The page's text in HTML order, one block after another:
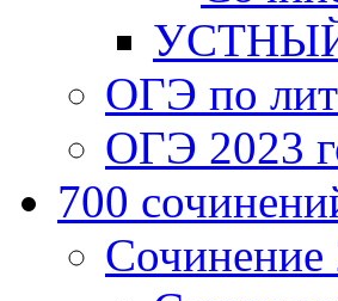
ОГЭ по
ОГЭ 2023
700
Сочинение